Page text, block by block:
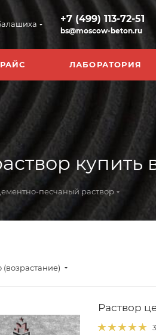
+7 (499) 113-72-51
bs@moscow-beton.ru
ЛАБОРАТОРИЯ
купить
песчаный раствор
Раствор
3